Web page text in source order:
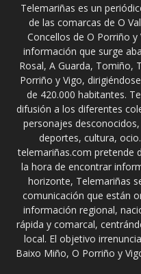
Telemariñas es un
de las comarcas de O
Concellos de O Porriño
información que surge
Rosal, A Guarda, Tomiño,
Porriño y Vigo,
de 420.000 habitantes.
difusión a los diferentes
personajes
deportes, cultura,
telemariñas.com pretende
la hora de encontrar
horizonte, Telemariñas
comunicación que están
información regional,
rápida y comarcal,
local. El objetivo
Baixo Miño, O Porriño y